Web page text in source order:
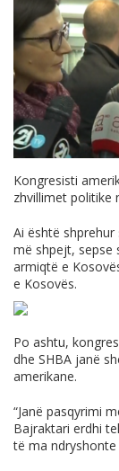
Kongresisti
zhvillimet politike
Ai është
më shpejt, sepse
armiqtë e
e Kosovës.
Po ashtu,
dhe SHBA janë
amerikane.
“Janë pasqyrimi
Bajraktari erdhi
të ma ndryshonte